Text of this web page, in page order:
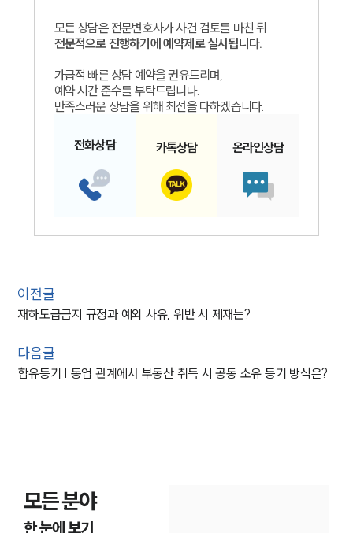
모든 상담은 전문변호사가 사건 검토를 마친 뒤
전문적으로 진행하기에 예약제로 실시됩니다.
가급적 빠른 상담 예약을 권유드리며,
예약 시간 준수를 부탁드립니다.
만족스러운 상담을 위해 최선을 다하겠습니다.
전화상담 카톡상담 온라인상담
이전글
재하도급금지 규정과 예외 사유, 위반 시 제재는?
다음글
합유등기 | 동업 관계에서 부동산 취득 시 공동 소유 등기 방식은?
모든 분야
한 눈에 보기